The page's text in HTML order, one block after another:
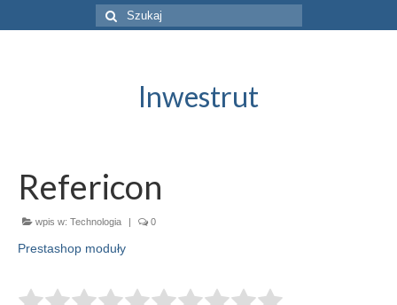
Szuklaj
w:
Inwestrut
Refericon
wpis w: Technologia | 0
Prestashop moduły